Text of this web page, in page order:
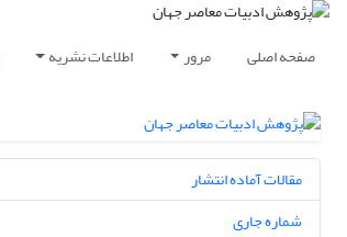
صفحه اصلی مرور اطلاعات نشریه
مقالات آماده انتشار
شماره جاری